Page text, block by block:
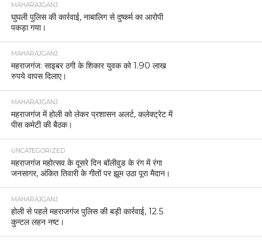
MAHARAJGANJ
घुघली पुलिस की कार्रवाई, नाबालिग से दुष्कर्म का आरोपी
पकड़ा गया।
MAHARAJGANJ
महराजगंज: साइबर ठगी के शिकार युवक को 1.90 लाख
रुपये वापस दिलाए।
MAHARAJGANJ
महराजगंज में होली को लेकर प्रशासन अलर्ट, कलेक्ट्रेट में
पीस कमेटी की बैठक।
UNCATEGORIZED
महराजगंज महोत्सव के दूसरे दिन बॉलीवुड के रंग में रंगा
जनसागर, अंकित तिवारी के गीतों पर झूम उठा पूरा मैदान।
MAHARAJGANJ
होली से पहले महराजगंज पुलिस की बड़ी कार्रवाई, 12.5
कुन्टल लहन नष्ट।